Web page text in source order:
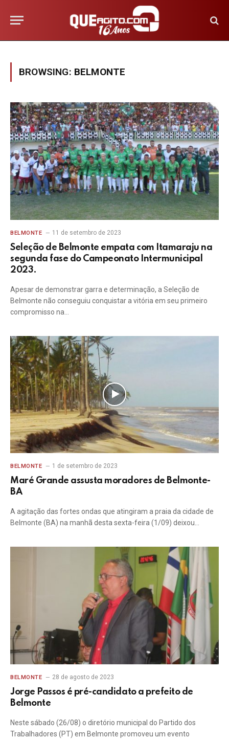
BROWSING: BELMONTE
BELMONTE 11 de setembro de 2023
Seleção de Belmonte empata com Itamaraju na
segunda fase do Campeonato Intermunicipal
2023.
Apesar de demonstrar garra e determinação, a Seleção de
Belmonte não conseguiu conquistar a vitória em seu primeiro
compromisso na…
BELMONTE 1 de setembro de 2023
Maré Grande assusta moradores de Belmonte-
BA
A agitação das fortes ondas que atingiram a praia da cidade de
Belmonte (BA) na manhã desta sexta-feira (1/09) deixou…
BELMONTE 28 de agosto de 2023
Jorge Passos é pré-candidato a prefeito de
Belmonte
Neste sábado (26/08) o diretório municipal do Partido dos
Trabalhadores (PT) em Belmonte promoveu um evento